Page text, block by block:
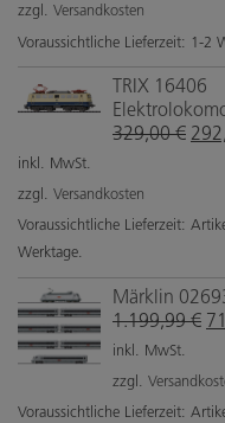
zzgl. Versandkosten
Voraussichtliche Lieferzeit: 1-2
TRIX 16406
329,00€
inkl. MwSt.
zzgl. Versandkosten
Voraussichtliche Lieferzeit:
Werktage.
Märklin
1.199,99€
inkl. MwSt.
zzgl.
Voraussichtliche Lieferzeit: